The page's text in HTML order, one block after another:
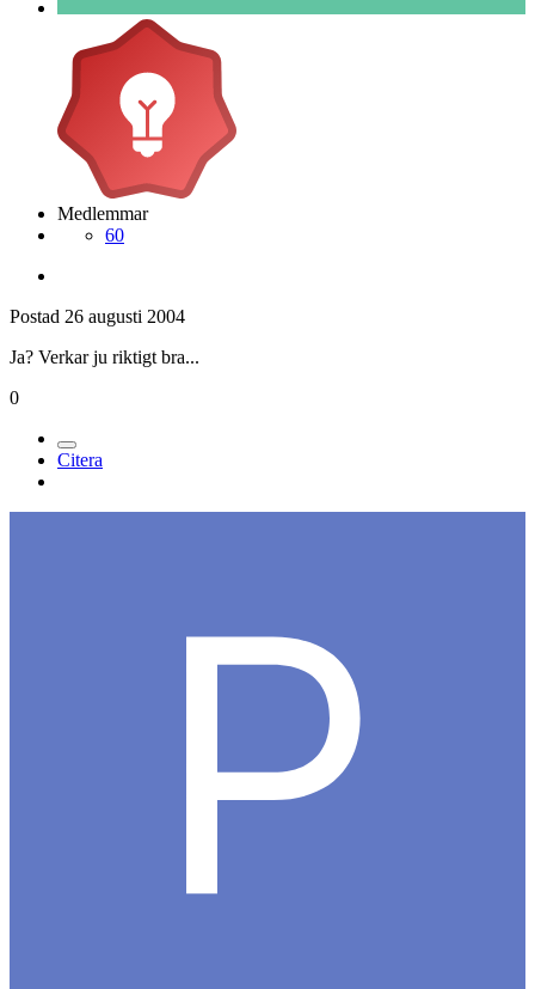
Medlemmar
60
Postad 26 augusti 2004
Ja? Verkar ju riktigt bra...
0
Citera